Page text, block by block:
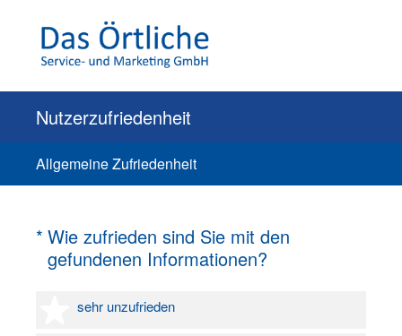
Nutzerzufriedenheit
Allgemeine Zufriedenheit
* Wie zufrieden sind Sie mit den
gefundenen Informationen?
(Erforderlich.)
sehr unzufrieden
1 Stern